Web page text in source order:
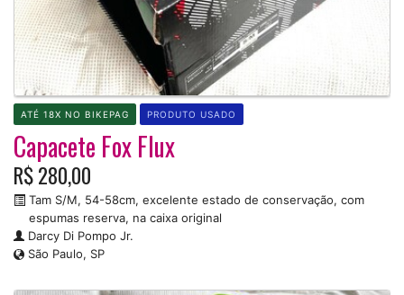
Capacete Fox Flux
R$ 280,00
Tam S/M, 54-58cm, excelente estado de conservação, com
espumas reserva, na caixa original
Darcy Di Pompo Jr.
São Paulo, SP
ATÉ 18X NO BIKEPAG PRODUTO USADO